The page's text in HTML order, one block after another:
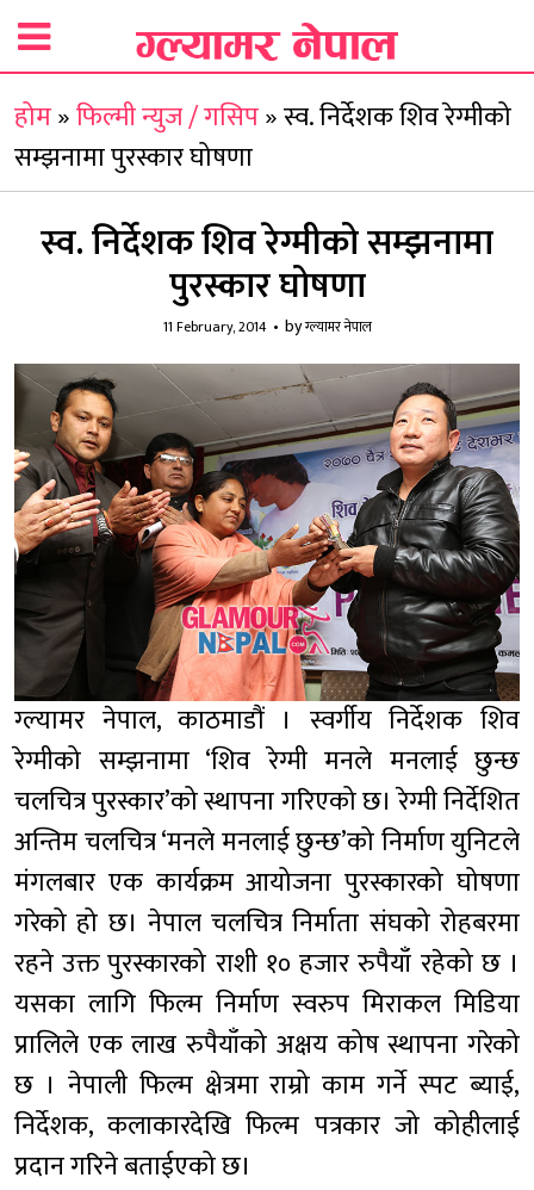
होम»फिल्मी न्युज / गसिप»स्व. निर्देशक शिव रेग्मीको
सम्झनामा पुरस्कार घोषणा
स्व. निर्देशक शिव रेग्मीको सम्झनामा
पुरस्कार घोषणा
11 February, 2014 byग्ल्यामर नेपाल
ग्ल्यामर नेपाल, काठमाडौं । स्वर्गीय निर्देशक शिव
रेग्मीको सम्झनामा ‘शिव रेग्मी मनले मनलाई छुन्छ
चलचित्र पुरस्कार’को स्थापना गरिएको छ। रेग्मी निर्देशित
अन्तिम चलचित्र ‘मनले मनलाई छुन्छ’को निर्माण युनिटले
मंगलबार एक कार्यक्रम आयोजना पुरस्कारको घोषणा
गरेको हो छ। नेपाल चलचित्र निर्माता संघको रोहबरमा
रहने उक्त पुरस्कारको राशी १० हजार रुपैयाँ रहेको छ ।
यसका लागि फिल्म निर्माण स्वरुप मिराकल मिडिया
प्रालिले एक लाख रुपैयाँको अक्षय कोष स्थापना गरेको
छ । नेपाली फिल्म क्षेत्रमा राम्रो काम गर्ने स्पट ब्याई,
निर्देशक, कलाकारदेखि फिल्म पत्रकार जो कोहीलाई
प्रदान गरिने बताईएको छ।